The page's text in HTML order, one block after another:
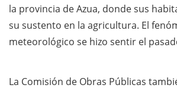
la provincia de Azua, donde sus
su sustento en la agricultura. El
meteorológico se hizo sentir el
La Comisión de Obras Públicas